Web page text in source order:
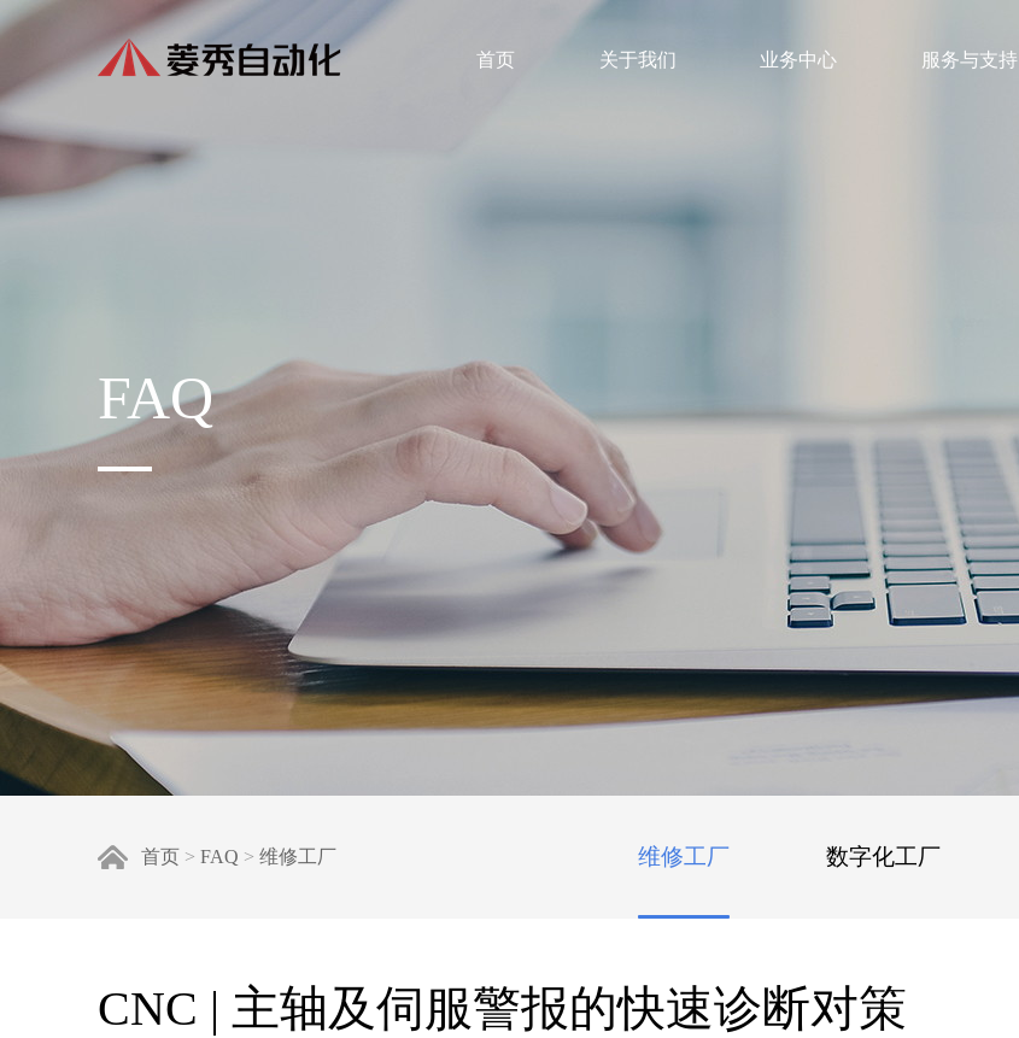
首页 关于我们 业务中心 服务与支持
FAQ
首页> FAQ > 维修工厂 维修工厂 数字化工厂
CNC | 主轴及伺服警报的快速诊断对策